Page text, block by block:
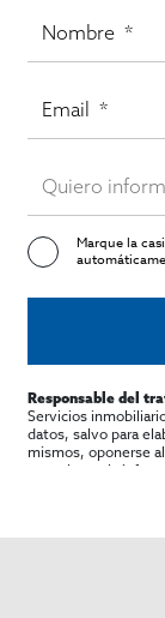
Marque la
Responsable del
Servicios
datos, salvo para
mismos, oponerse
consultarse la